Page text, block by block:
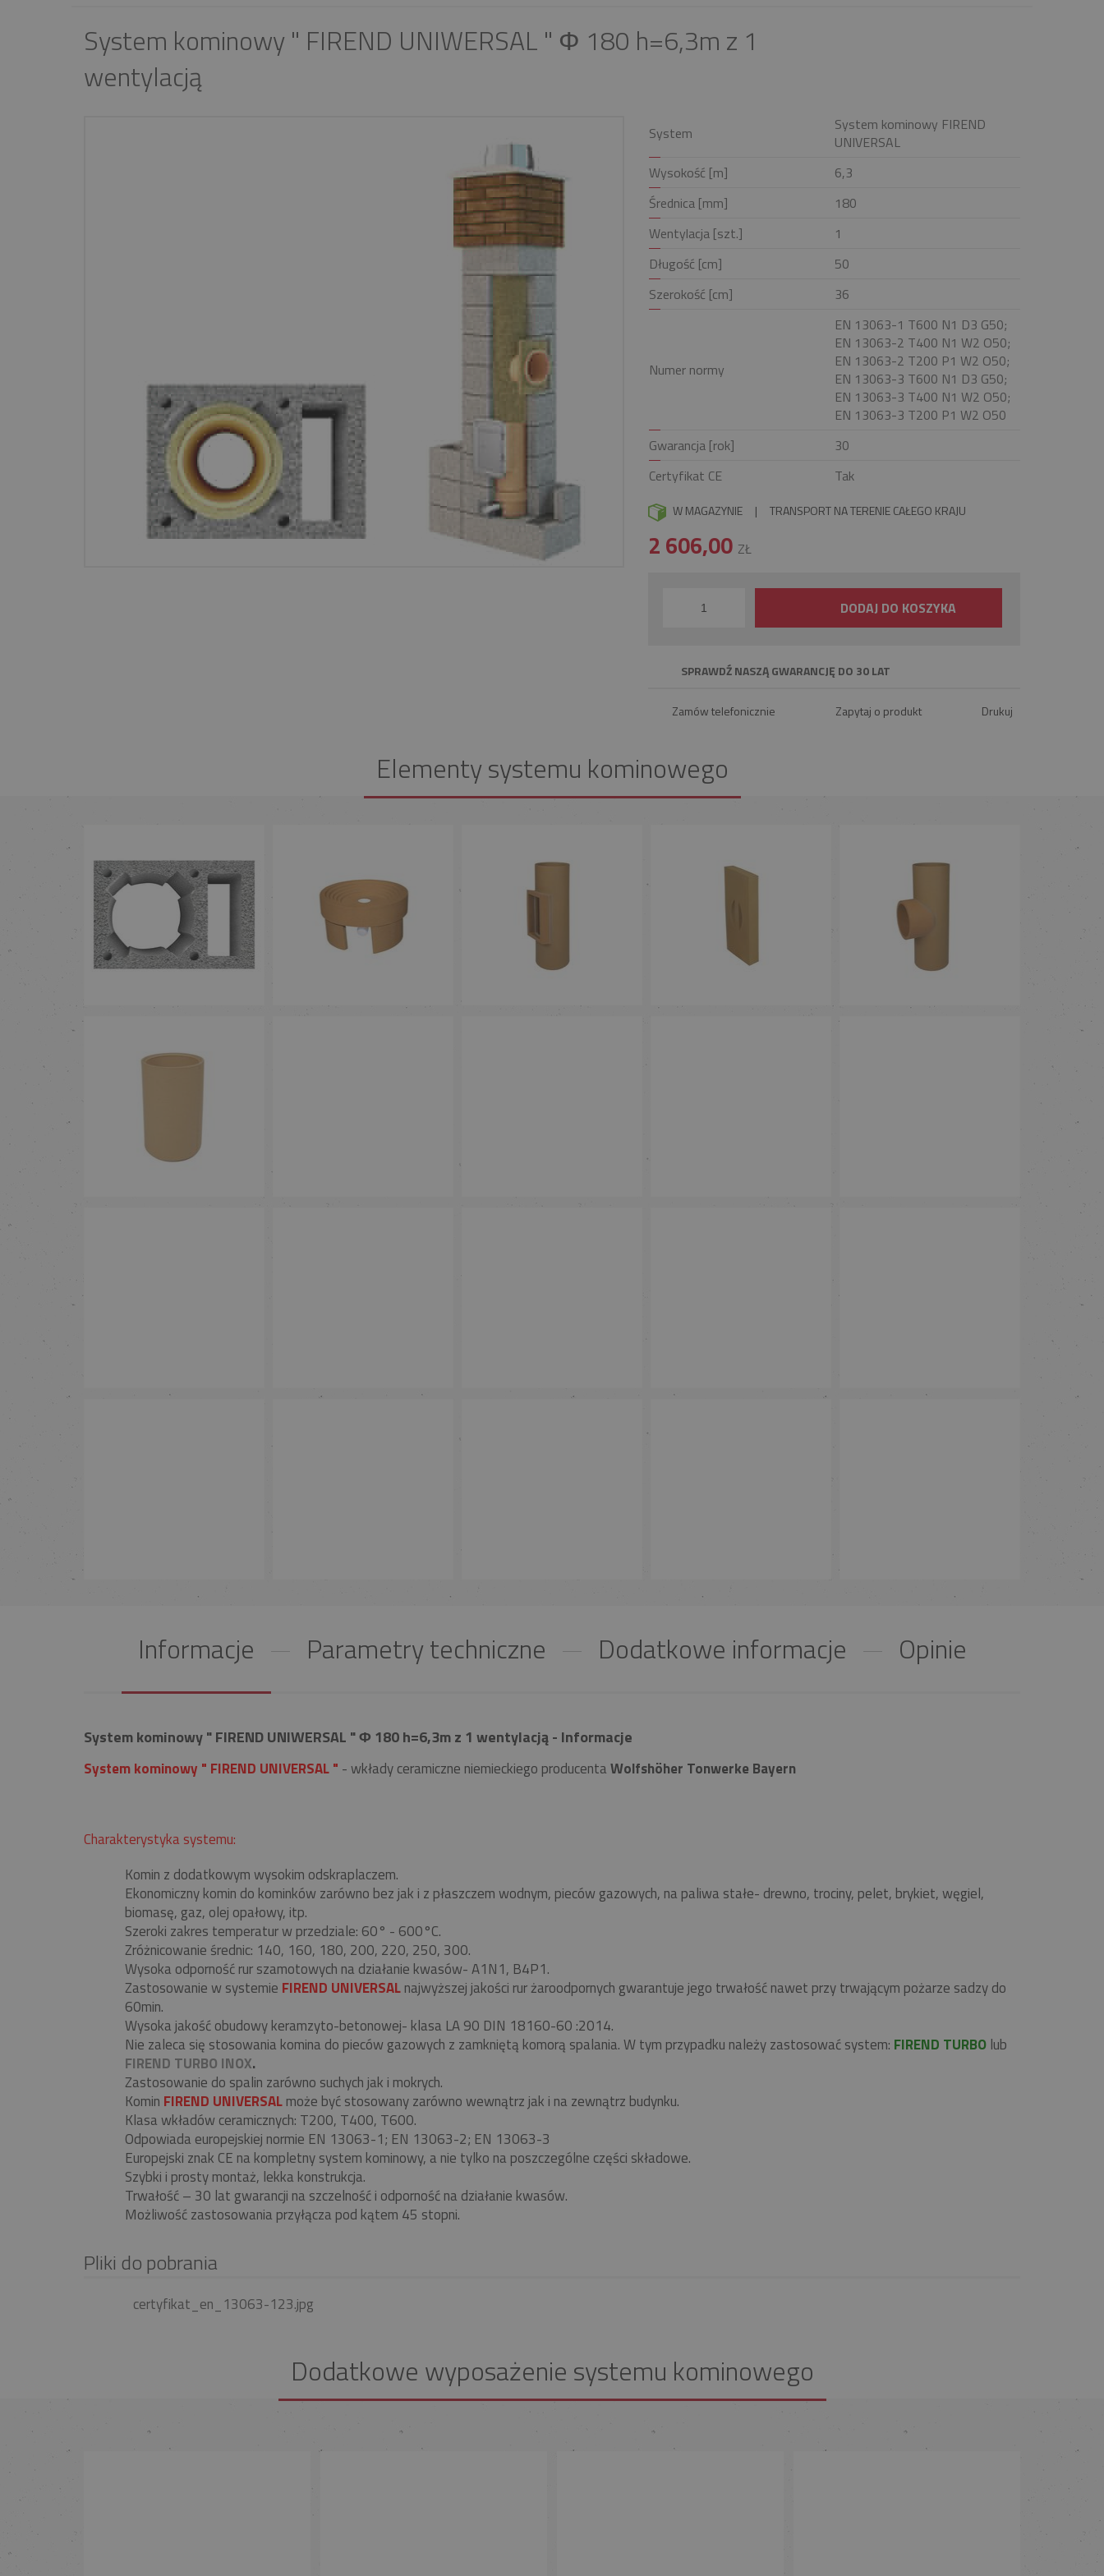
System kominowy " FIREND UNIWERSAL " Φ 180 h=6,3m z 1
wentylacją
System
System kominowy FIREND
UNIVERSAL
Wysokość [m]
6,3
Średnica [mm]
180
Wentylacja [szt.]
1
Długość [cm]
50
Szerokość [cm]
36
Numer normy
EN 13063-1 T600 N1 D3 G50;
EN 13063-2 T400 N1 W2 O50;
EN 13063-2 T200 P1 W2 O50;
EN 13063-3 T600 N1 D3 G50;
EN 13063-3 T400 N1 W2 O50;
EN 13063-3 T200 P1 W2 O50
Gwarancja [rok]
30
Certyfikat CE
Tak
W MAGAZYNIE | TRANSPORT NA TERENIE CAŁEGO KRAJU
2 606,00 ZŁ
DODAJ DO KOSZYKA
SPRAWDŹ NASZĄ GWARANCJĘ DO 30 LAT
Zamów telefonicznie Zapytaj o produkt Drukuj
Elementy systemu kominowego
Informacje Parametry techniczne Dodatkowe informacje Opinie
System kominowy " FIREND UNIWERSAL " Φ 180 h=6,3m z 1 wentylacją - Informacje
System kominowy " FIREND UNIVERSAL " - wkłady ceramiczne niemieckiego producentaWolfshöher Tonwerke Bayern
Charakterystyka systemu:
Komin z dodatkowym wysokim odskraplaczem.
Ekonomiczny komin do kominków zarówno bez jak i z płaszczem wodnym, pieców gazowych, na paliwa stałe- drewno, trociny, pelet, brykiet, węgiel,
biomasę, gaz, olej opałowy, itp.
Szeroki zakres temperatur w przedziale: 60° - 600°C.
Zróżnicowanie średnic: 140, 160, 180, 200, 220, 250, 300.
Wysoka odporność rur szamotowych na działanie kwasów- A1N1, B4P1.
Zastosowanie w systemie FIREND UNIVERSALnajwyższej jakości rur żaroodpornych gwarantuje jego trwałość nawet przy trwającym pożarze sadzy do
60min.
Wysoka jakość obudowy keramzyto-betonowej- klasa LA 90 DIN 18160-60 :2014.
Nie zaleca się stosowania komina do pieców gazowych z zamkniętą komorą spalania. W tym przypadku należy zastosować system: FIREND TURBO lub
FIREND TURBO INOX.
Zastosowanie do spalin zarówno suchych jak i mokrych.
Komin FIREND UNIVERSALmoże być stosowany zarówno wewnątrz jak i na zewnątrz budynku.
Klasa wkładów ceramicznych: T200, T400, T600.
Odpowiada europejskiej normie EN 13063-1; EN 13063-2; EN 13063-3
Europejski znak CE na kompletny system kominowy, a nie tylko na poszczególne części składowe.
Szybki i prosty montaż, lekka konstrukcja.
Trwałość – 30 lat gwarancji na szczelność i odporność na działanie kwasów.
Możliwość zastosowania przyłącza pod kątem 45 stopni.
Pliki do pobrania
certyfikat_en_13063-123.jpg
Dodatkowe wyposażenie systemu kominowego